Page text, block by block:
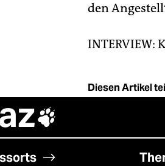
den
INTERVIEW:
Diesen Artikel
